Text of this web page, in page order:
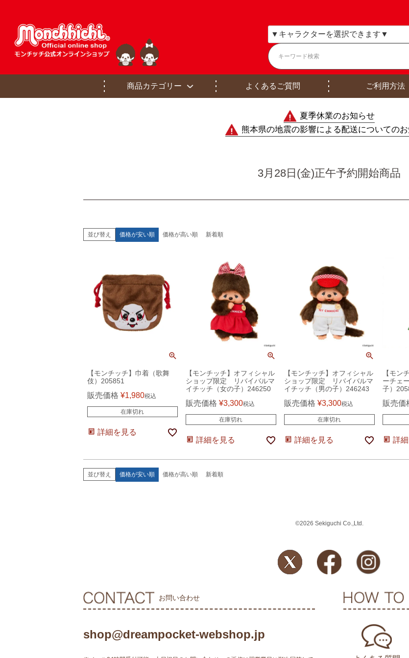
商品カテゴリー よくあるご質問 ご利用方法
夏季休業のお知らせ
熊本県の地震の影響による配送についての
3月28日(金)正午予約開始商品
並び替え 価格が安い順 価格が高い順 新着順
【モンチッチ】巾着（歌舞
伎）205851
販売価格 ¥1,980税込
在庫切れ
詳細を見る
【モンチッチ】オフィシャル
ショップ限定 リバイバルマ
イチッチ（女の子）246250
販売価格 ¥3,300税込
在庫切れ
詳細を見る
【モンチッチ】オフィシャル
ショップ限定 リバイバルマ
イチッチ（男の子）246243
販売価格 ¥3,300税込
在庫切れ
詳細を見る
【モン
ーチェ
子）
販売価
詳
並び替え 価格が安い順 価格が高い順 新着順
©2026 Sekiguchi Co.,Ltd.
お問い合わせ
shop@dreampocket-webshop.jp